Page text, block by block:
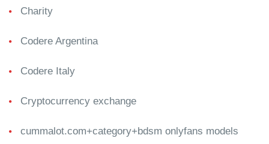
Charity
Codere Argentina
Codere Italy
Cryptocurrency exchange
cummalot.com+category+bdsm onlyfans models